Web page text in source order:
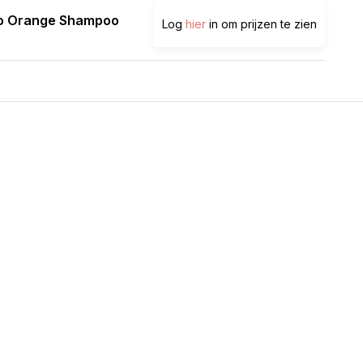
Orange Shampoo Log hierin om prijzen te zien